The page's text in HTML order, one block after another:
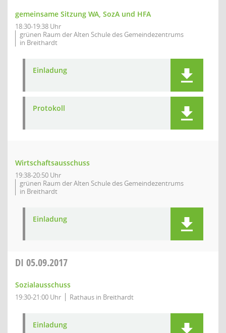
gemeinsame Sitzung WA, SozA und HFA
18:30-19:38 Uhr
grünen Raum der Alten Schule des Gemeindezentrums
in Breithardt
Einladung
Protokoll
Wirtschaftsausschuss
19:38-20:50 Uhr
grünen Raum der Alten Schule des Gemeindezentrums
in Breithardt
Einladung
DI 05.09.2017
Sozialausschuss
19:30-21:00 Uhr Rathaus in Breithardt
Einladung